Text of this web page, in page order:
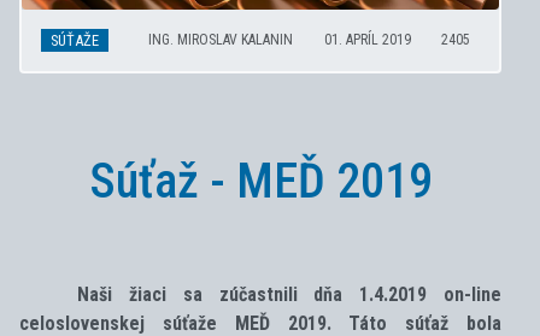
SÚŤAŽE ING. MIROSLAV KALANIN 01. APRÍL 2019 2405
Súťaž - MEĎ 2019
Naši žiaci sa zúčastnili dňa 1.4.2019 on-line
celoslovenskej súťaže MEĎ 2019. Táto súťaž bola